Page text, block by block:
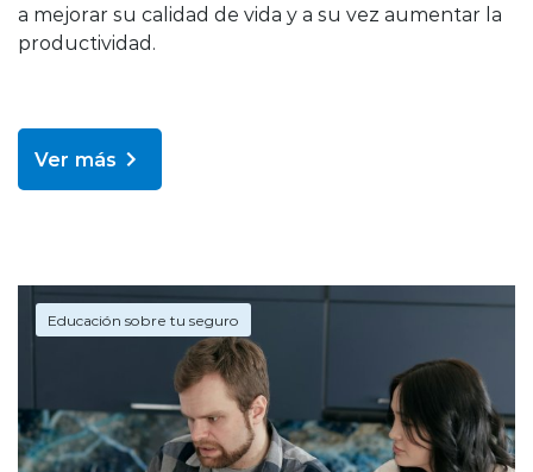
a mejorar su calidad de vida y a su vez aumentar la
productividad.
Ver más
Educación sobre tu seguro